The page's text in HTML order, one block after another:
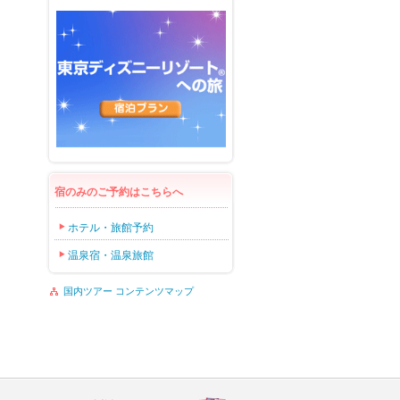
宿のみのご予約はこちらへ
ホテル・旅館予約
温泉宿・温泉旅館
国内ツアー コンテンツマップ